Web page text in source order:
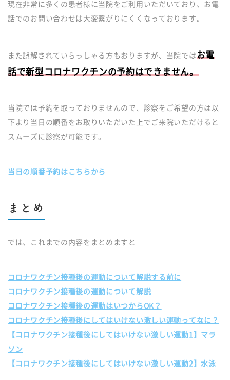
現在非常に多くの患者様に当院をご利用いただいており、お電
話でのお問い合わせは大変繋がりにくくなっております。
また誤解されていらっしゃる方もおりますが、当院ではお電
話で新型コロナワクチンの予約はできません。
当院では予約を取っておりませんので、診察をご希望の方は以
下より当日の順番をお取りいただいた上でご来院いただけると
スムーズに診察が可能です。
当日の順番予約はこちらから
まとめ
では、これまでの内容をまとめますと
コロナワクチン接種後の運動について解説する前に
コロナワクチン接種後の運動について解説
コロナワクチン接種後の運動はいつからOK？
コロナワクチン接種後にしてはいけない激しい運動ってなに？
【コロナワクチン接種後にしてはいけない激しい運動1】マラ
ソン
【コロナワクチン接種後にしてはいけない激しい運動2】水泳